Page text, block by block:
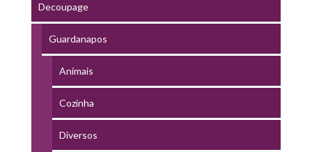
Decoupage
Guardanapos
Animais
Cozinha
Diversos